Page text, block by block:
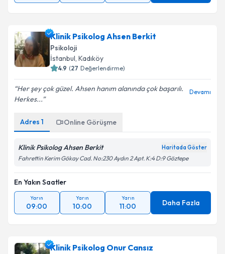
Klinik Psikolog Ahsen Berkit
Psikoloji
İstanbul, Kadıköy
4.9 (27 Değerlendirme)
Her şey çok güzel. Ahsen hanım alanında çok başarılı.
Herkes...
Devamı
Adres 1 Online Görüşme
Klinik Psikolog Ahsen Berkit Haritada Göster
Fahrettin Kerim Gökay Cad. No:230 Aydın 2 Apt. K:4 D:9 Göztepe
En Yakın Saatler
Yarın
09:00
Yarın
10:00
Yarın
11:00 Daha Fazla
Klinik Psikolog Onur Cansız